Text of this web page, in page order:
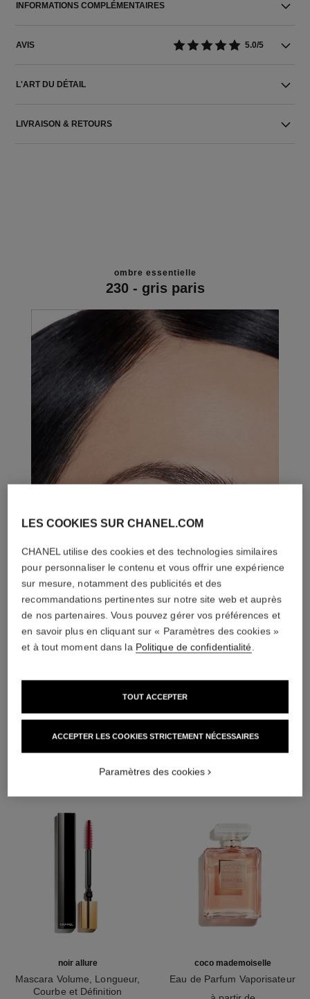
INFORMATIONS COMPLÉMENTAIRES
AVIS 5.0/5
L'ART DU DÉTAIL
LIVRAISON & RETOURS
ombre essentielle
230 - gris paris
L'ACCORD PARFAIT
noir allure
Mascara Volume, Longueur,
Courbe et Définition
coco mademoiselle
Eau de Parfum Vaporisateur
LES COOKIES SUR CHANEL.COM
CHANEL utilise des cookies et des technologies similaires
pour personnaliser le contenu et vous offrir une expérience
sur mesure, notamment des publicités et des
recommandations pertinentes sur notre site web et auprès
de nos partenaires. Vous pouvez gérer vos préférences et
en savoir plus en cliquant sur « Paramètres des cookies »
et à tout moment dans la Politique de confidentialité
ACCEPTER LES COOKIES STRICTEMENT NÉCESSAIRES
TOUT ACCEPTER
Paramètres des cookies